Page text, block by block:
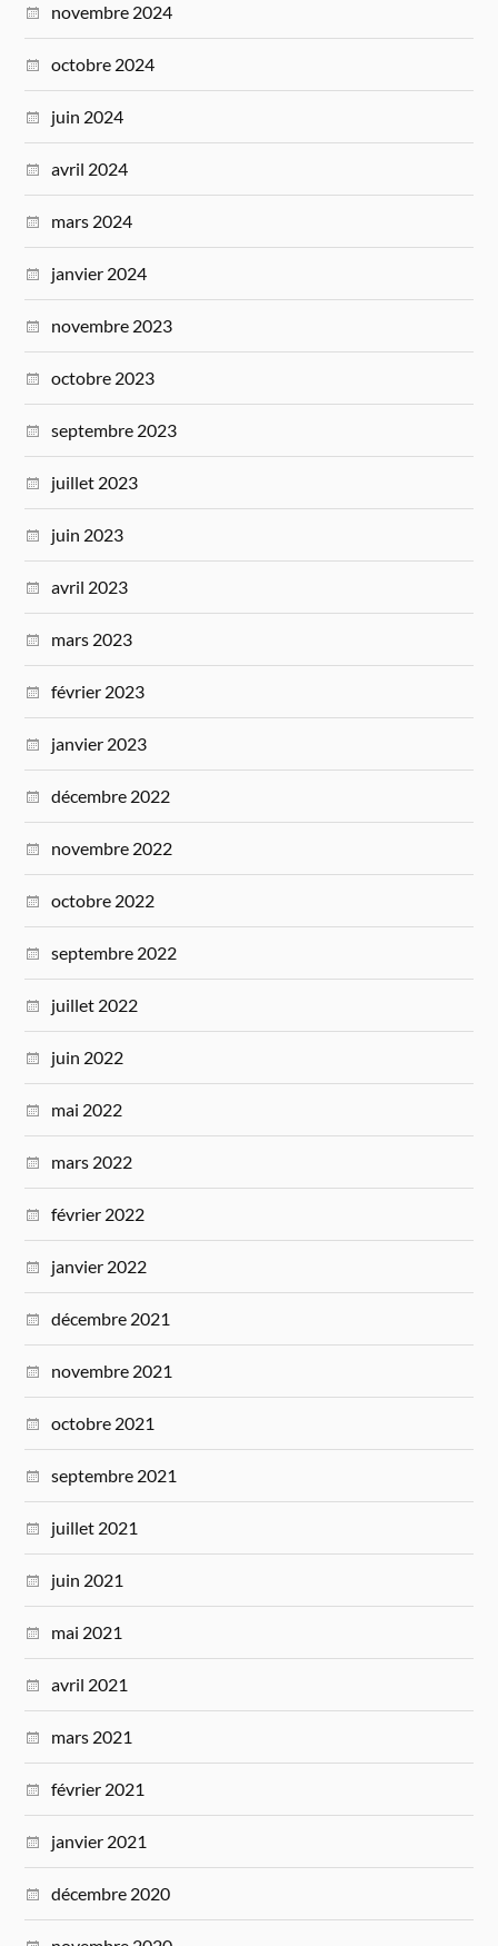
novembre 2024
octobre 2024
juin 2024
avril 2024
mars 2024
janvier 2024
novembre 2023
octobre 2023
septembre 2023
juillet 2023
juin 2023
avril 2023
mars 2023
février 2023
janvier 2023
décembre 2022
novembre 2022
octobre 2022
septembre 2022
juillet 2022
juin 2022
mai 2022
mars 2022
février 2022
janvier 2022
décembre 2021
novembre 2021
octobre 2021
septembre 2021
juillet 2021
juin 2021
mai 2021
avril 2021
mars 2021
février 2021
janvier 2021
décembre 2020